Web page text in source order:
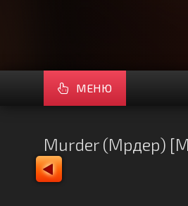
МЕНЮ
Murder (Мрдер)